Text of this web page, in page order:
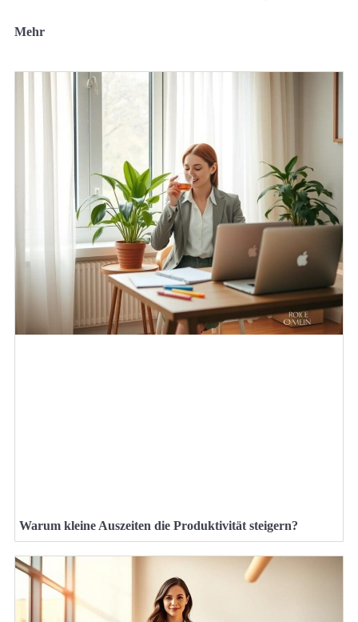
Mehr
Warum kleine Auszeiten die Produktivität steigern?